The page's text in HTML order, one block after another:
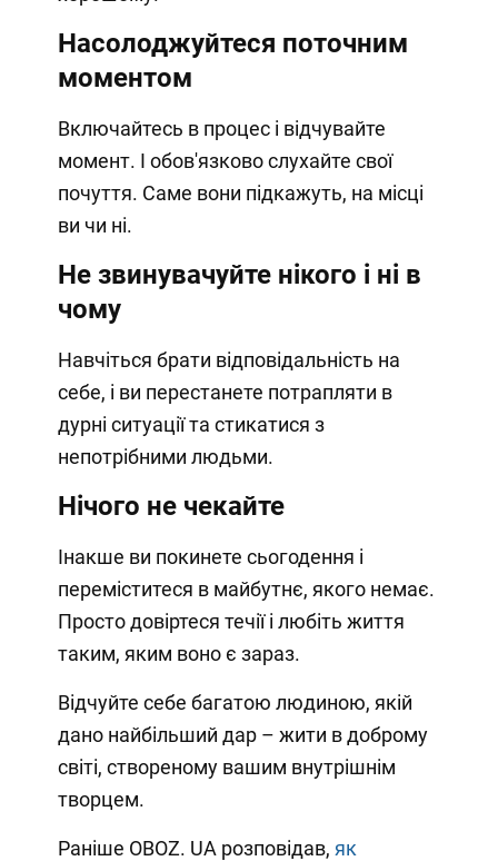
Насолоджуйтеся поточним
моментом
Включайтесь в процес і відчувайте
момент. І обов'язково слухайте свої
почуття. Саме вони підкажуть, на місці
ви чи ні.
Не звинувачуйте нікого і ні в
чому
Навчіться брати відповідальність на
себе, і ви перестанете потрапляти в
дурні ситуації та стикатися з
непотрібними людьми.
Нічого не чекайте
Інакше ви покинете сьогодення і
переміститеся в майбутнє, якого немає.
Просто довіртеся течії і любіть життя
таким, яким воно є зараз.
Відчуйте себе багатою людиною, якій
дано найбільший дар – жити в доброму
світі, створеному вашим внутрішнім
творцем.
Раніше OBOZ. UA розповідав, як